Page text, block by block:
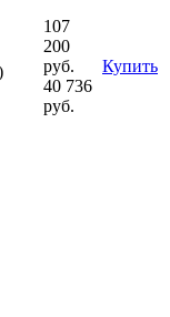
107
200
руб.
40 736
руб.
Купить